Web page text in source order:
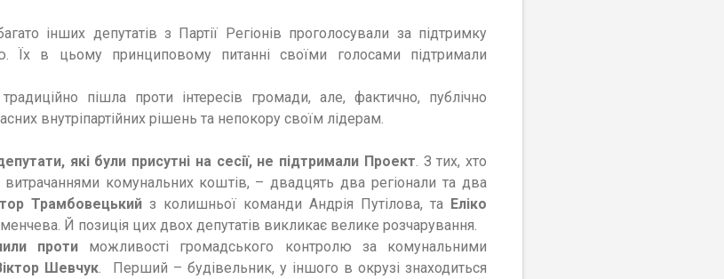
інших депутатів з Партії Регіонів проголосували за підтримку
Їхв цьому принциповому питанні своїми голосами підтримали
пішла проти інтересів громади, але, фактично, публічно
внутріпартійних рішень та непокору своїм лідерам.
які були присутні на сесії, не підтримали Проект . З тих, хто
комунальних коштів, – двадцять два регіонали та два
Трамбовецький з колишньої команди Андрія Путілова, та Еліко
Й позиція цих двох депутатів викликає велике розчарування.
протиможливості громадського контролю за комунальними
Шевчук . Перший – будівельник, у іншого в окрузі знаходиться